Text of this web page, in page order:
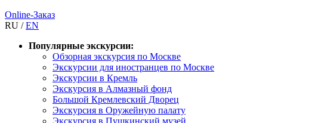
Online-Заказ
RU /EN
Популярные экскурсии:
Обзорная экскурсия по Москве
Экскурсии для иностранцев по Москве
Экскурсии в Кремль
Экскурсия в Алмазный фонд
Большой Кремлевский Дворец
Экскурсия в Оружейную палату
Экскурсия в Пушкинский музей